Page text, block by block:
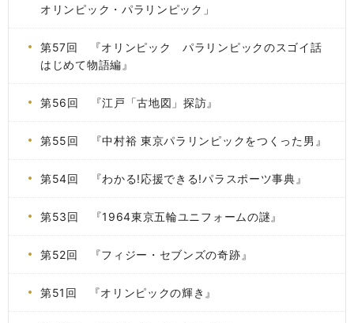
オリンピック・パラリンピック」
第57回 『オリンピック パラリンピックのスゴイ話
はじめて物語編』
第56回 『江戸「古地図」探訪』
第55回 『中村裕 東京パラリンピックをつくった男』
第54回 『わかる!応援できる!パラスポーツ事典』
第53回 『1964東京五輪ユニフォームの謎』
第52回 『フィジー・セブンズの奇跡』
第51回 『オリンピックの輝き』